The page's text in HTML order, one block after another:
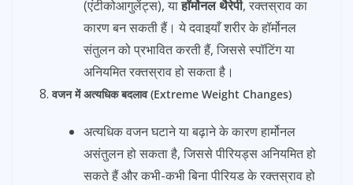
(एंटीकोआगुलेंट्स), याहॉर्मोनल थैरेपी, रक्तस्राव का
कारण बन सकती हैं। ये दवाइयाँ शरीर के हॉर्मोनल
संतुलन को प्रभावित करती हैं, जिससे स्पॉटिंग या
अनियमित रक्तस्राव हो सकता है।
वजन में अत्यधिक बदलाव (Extreme Weight Changes)
अत्यधिक वजन घटाने या बढ़ाने के कारण हार्मोनल
असंतुलन हो सकता है, जिससे पीरियड्स अनियमित हो
सकते हैं और कभी-कभी बिना पीरियड के रक्तस्राव हो